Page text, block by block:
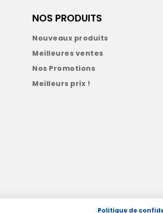
NOS PRODUITS
Nouveaux produits
Meilleures ventes
Nos Promotions
Meilleurs prix !
Politique de